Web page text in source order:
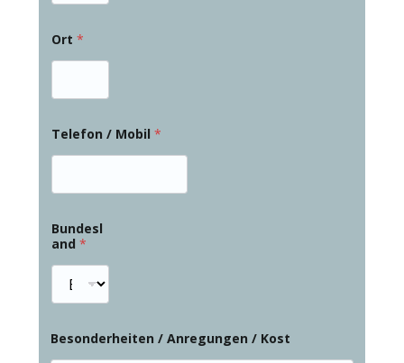
Ort *
Telefon / Mobil *
Bundesl
and *
Besonderheiten / Anregungen / Kost